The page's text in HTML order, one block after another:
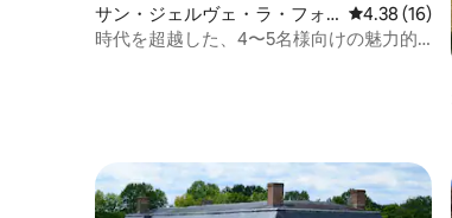
サン・ジェルヴェ・ラ・フォ
レのマンション・アパート
レビュー16
4.38 (16)
時代を超越した、4〜5名様向けの魅力的